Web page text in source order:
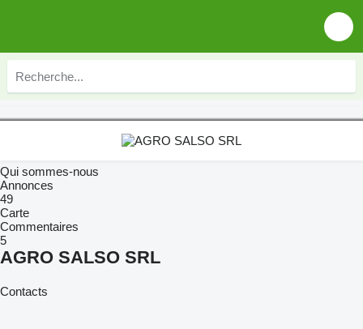
Qui sommes-nous
Annonces
49
Carte
Commentaires
5
AGRO SALSO SRL
Contacts